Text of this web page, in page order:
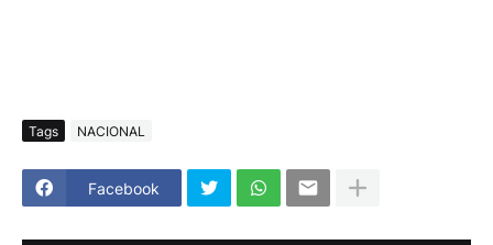
Tags NACIONAL
Facebook